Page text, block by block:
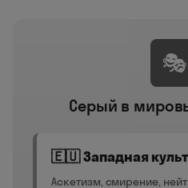
🎭
Серый в
🇪🇺 Западная
Аскетизм, смирение,